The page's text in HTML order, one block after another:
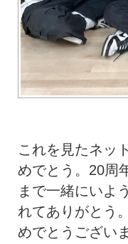
これを見たネッ
めでとう。20周
まで一緒にいよ
れてありがとう
めでとうござい